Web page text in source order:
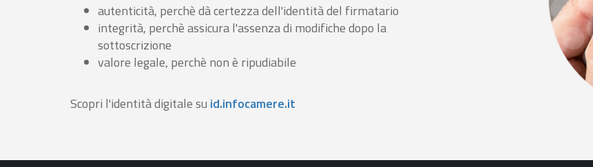
autenticità, perchè dà certezza dell'identità del firmatario
integrità, perchè assicura l'assenza di modifiche dopo la
sottoscrizione
valore legale, perchè non è ripudiabile
Scopri l'identità digitale su id.infocamere.it